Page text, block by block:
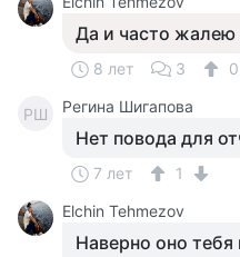
Да и часто жалею
8 лет 3 0
РШ Регина Шигапова
Нет повода для
7 лет
1
Elchin Tehmezov
Наверно оно тебя